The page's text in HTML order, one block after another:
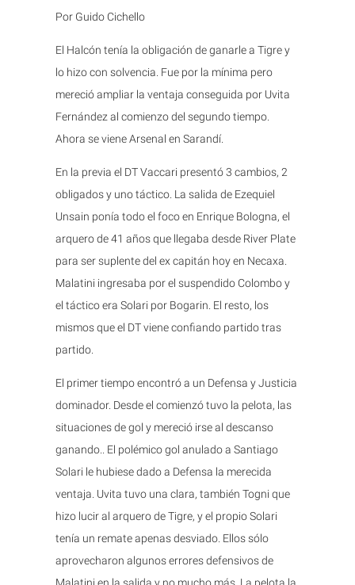
Por Guido Cichello
El Halcón tenía la obligación de ganarle a Tigre y
lo hizo con solvencia. Fue por la mínima pero
mereció ampliar la ventaja conseguida por Uvita
Fernández al comienzo del segundo tiempo.
Ahora se viene Arsenal en Sarandí.
En la previa el DT Vaccari presentó 3 cambios, 2
obligados y uno táctico. La salida de Ezequiel
Unsain ponía todo el foco en Enrique Bologna, el
arquero de 41 años que llegaba desde River Plate
para ser suplente del ex capitán hoy en Necaxa.
Malatini ingresaba por el suspendido Colombo y
el táctico era Solari por Bogarin. El resto, los
mismos que el DT viene confiando partido tras
partido.
El primer tiempo encontró a un Defensa y Justicia
dominador. Desde el comienzó tuvo la pelota, las
situaciones de gol y mereció irse al descanso
ganando.. El polémico gol anulado a Santiago
Solari le hubiese dado a Defensa la merecida
ventaja. Uvita tuvo una clara, también Togni que
hizo lucir al arquero de Tigre, y el propio Solari
tenía un remate apenas desviado. Ellos sólo
aprovecharon algunos errores defensivos de